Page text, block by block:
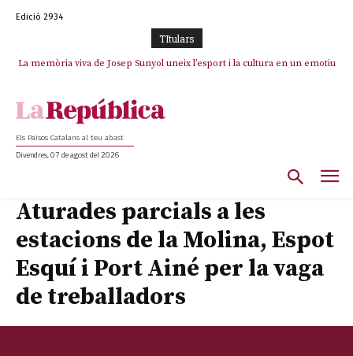
Edició 2934
TItulars
La memòria viva de Josep Sunyol uneix l’esport i la cultura en un emotiu
Els Països Catalans al teu abast
Divendres, 07 de agost del 2026
Aturades parcials a les
estacions de la Molina, Espot
Esquí i Port Ainé per la vaga
de treballadors